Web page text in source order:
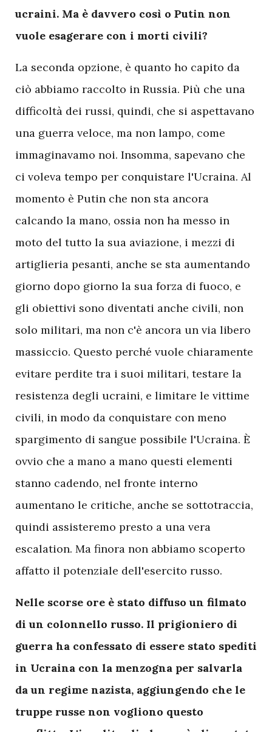
ucraini. Ma è davvero così o Putin non
vuole esagerare con i morti civili?
La seconda opzione, è quanto ho capito da
ciò abbiamo raccolto in Russia. Più che una
difficoltà dei russi, quindi, che si aspettavano
una guerra veloce, ma non lampo, come
immaginavamo noi. Insomma, sapevano che
ci voleva tempo per conquistare l'Ucraina. Al
momento è Putin che non sta ancora
calcando la mano, ossia non ha messo in
moto del tutto la sua aviazione, i mezzi di
artiglieria pesanti, anche se sta aumentando
giorno dopo giorno la sua forza di fuoco, e
gli obiettivi sono diventati anche civili, non
solo militari, ma non c'è ancora un via libero
massiccio. Questo perché vuole chiaramente
evitare perdite tra i suoi militari, testare la
resistenza degli ucraini, e limitare le vittime
civili, in modo da conquistare con meno
spargimento di sangue possibile l'Ucraina. È
ovvio che a mano a mano questi elementi
stanno cadendo, nel fronte interno
aumentano le critiche, anche se sottotraccia,
quindi assisteremo presto a una vera
escalation. Ma finora non abbiamo scoperto
affatto il potenziale dell'esercito russo.
Nelle scorse ore è stato diffuso un filmato
di un colonnello russo. Il prigioniero di
guerra ha confessato di essere stato spediti
in Ucraina con la menzogna per salvarla
da un regime nazista, aggiungendo che le
truppe russe non vogliono questo